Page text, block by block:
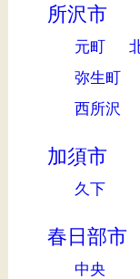
所沢市
元町
弥生町
西所沢
加須市
久下
春日部市
中央